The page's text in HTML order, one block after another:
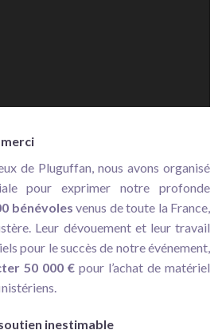
de Pluguffan, nous avons organisé
pour exprimer notre profonde
bénévoles venus de toute la France,
Leur dévouement et leur travail
pour le succès de notre événement,
50 000 € pour l’achat de matériel
inestimable